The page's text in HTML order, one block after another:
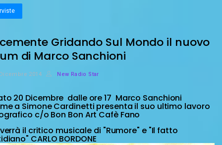
Gridando Sul Mondo il nuovo
di Marco Sanchioni
2014 New Radio Star
20 Dicembre dalle ore 17 Marco Sanchioni
a Simone Cardinetti presenta il suo ultimo lavoro
c/o Bon Bon Art Cafè Fano
il critico musicale di "Rumore" e "Il fatto
CARLO BORDONE